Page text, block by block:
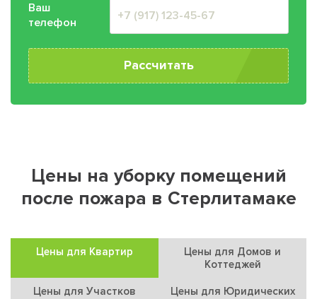
Ваш
телефон
Рассчитать
Цены на уборку помещений
после пожара в Стерлитамаке
Цены для Квартир
Цены для Домов и
Коттеджей
Цены для Участков
Цены для Юридических